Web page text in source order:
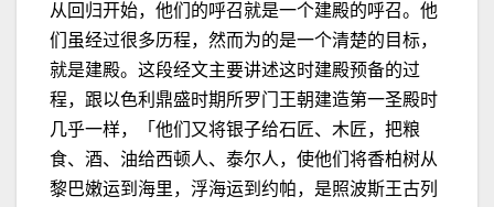
从回归开始，他们的呼召就是一个建殿的呼召。他
们虽经过很多历程，然而为的是一个清楚的目标，
就是建殿。这段经文主要讲述这时建殿预备的过
程，跟以色利鼎盛时期所罗门王朝建造第一圣殿时
几乎一样，「他们又将银子给石匠、木匠，把粮
食、酒、油给西顿人、泰尔人，使他们将香柏树从
黎巴嫩运到海里，浮海运到约帕，是照波斯王古列